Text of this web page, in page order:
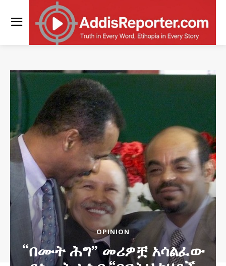
OPINION
“በሙት ሕግ” መሪዎቿ አሳልፈው